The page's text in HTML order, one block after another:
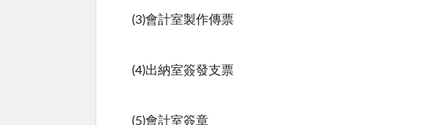
(3)會計室製作傳票
(4)出納室簽發支票
(5)會計室簽章